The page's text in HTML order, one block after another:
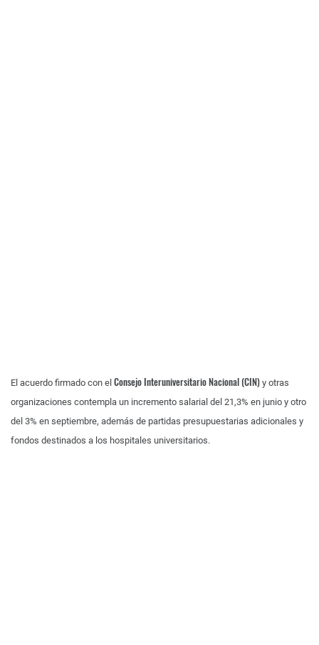
El acuerdo firmado con el Consejo Interuniversitario Nacional (CIN) y otras
organizaciones contempla un incremento salarial del 21,3% en junio y otro
del 3% en septiembre, además de partidas presupuestarias adicionales y
fondos destinados a los hospitales universitarios.